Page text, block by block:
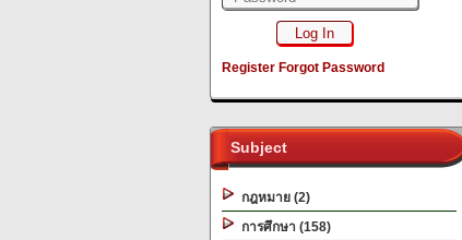
Register Forgot Password
Subject
กฎหมาย (2)
การศึกษา (158)